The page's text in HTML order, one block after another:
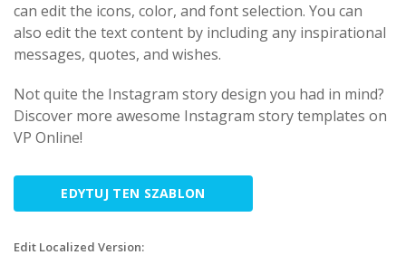
can edit the icons, color, and font selection. You can
also edit the text content by including any inspirational
messages, quotes, and wishes.
Not quite the Instagram story design you had in mind?
Discover more awesome Instagram story templates on
VP Online!
EDYTUJ TEN SZABLON
Edit Localized Version: